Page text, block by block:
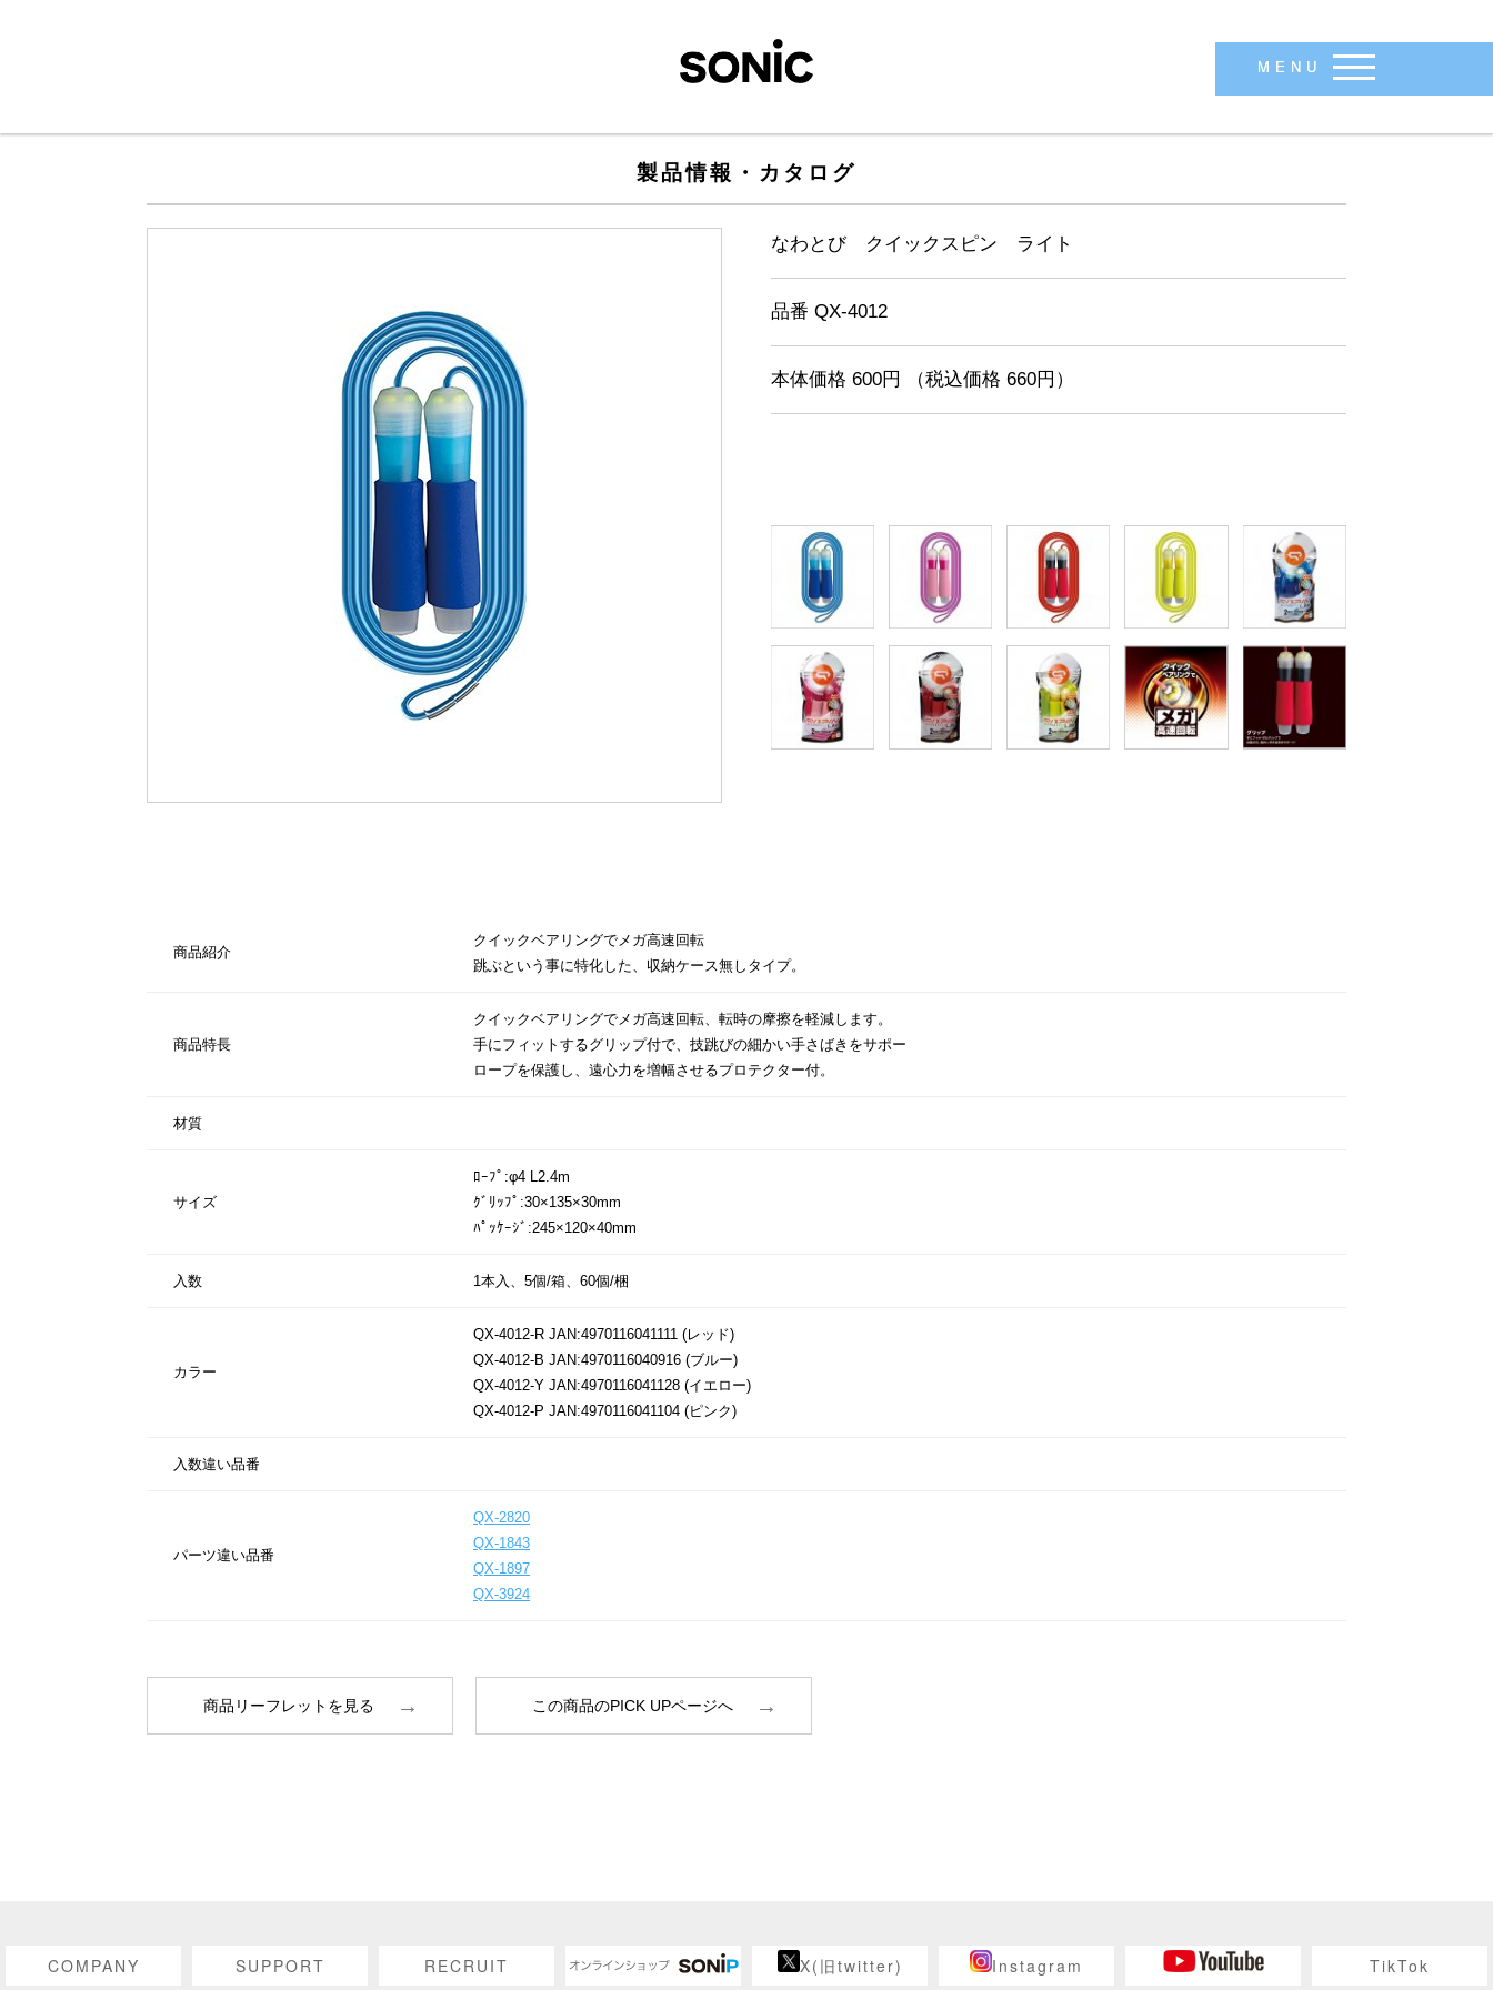
MENU
製品情報・カタログ
なわとび クイックスピン ライト
品番 QX-4012
本体価格 600円 （税込価格 660円）
商品紹介
クイックベアリングでメガ高速回転
跳ぶという事に特化した、収納ケース無しタイプ。
商品特長
クイックベアリングでメガ高速回転、転時の摩擦を軽減します。
手にフィットするグリップ付で、技跳びの細かい手さばきをサポー
ロープを保護し、遠心力を増幅させるプロテクター付。
材質
サイズ
ﾛｰﾌﾟ:φ4 L2.4m
ｸﾞﾘｯﾌﾟ:30×135×30mm
ﾊﾟｯｹｰｼﾞ:245×120×40mm
入数 1本入、5個/箱、60個/梱
カラー
QX-4012-R JAN:4970116041111 (レッド)
QX-4012-B JAN:4970116040916 (ブルー)
QX-4012-Y JAN:4970116041128 (イエロー)
QX-4012-P JAN:4970116041104 (ピンク)
入数違い品番
パーツ違い品番
QX-2820
QX-1843
QX-1897
QX-3924
商品リーフレットを見る この商品のPICK UPページへ
COMPANY SUPPORT RECRUIT X(旧twitter) Instagram TikTok